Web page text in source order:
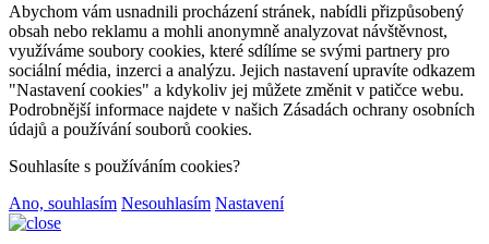
Abychom vám usnadnili procházení stránek, nabídli přizpůsobený
obsah nebo reklamu a mohli anonymně analyzovat návštěvnost,
využíváme soubory cookies, které sdílíme se svými partnery pro
sociální média, inzerci a analýzu. Jejich nastavení upravíte odkazem
"Nastavení cookies" a kdykoliv jej můžete změnit v patičce webu.
Podrobnější informace najdete v našich Zásadách ochrany osobních
údajů a používání souborů cookies.
Souhlasíte s používáním cookies?
Ano, souhlasím Nesouhlasím Nastavení